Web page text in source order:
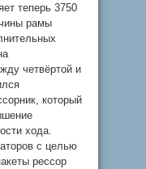
теперь 3750
рамы
четвёртой и
который
хода.
с целью
рессор